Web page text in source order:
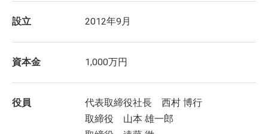
設立 2012年9月
資本金 1,000万円
役員
代表取締役社長 西村 博行
取締役 山本 雄一郎